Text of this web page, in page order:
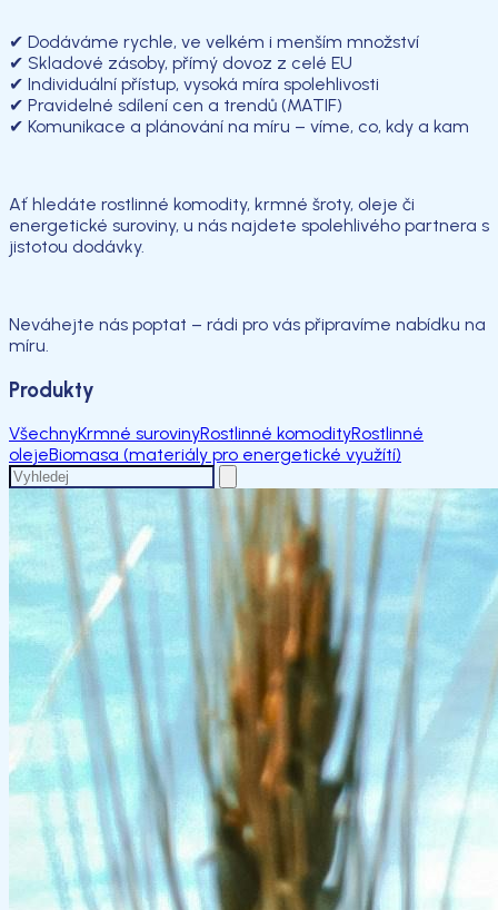
✔ Dodáváme rychle, ve velkém i menším množství
✔ Skladové zásoby, přímý dovoz z celé EU
✔ Individuální přístup, vysoká míra spolehlivosti
✔ Pravidelné sdílení cen a trendů (MATIF)
✔ Komunikace a plánování na míru – víme, co, kdy a kam
Ať hledáte rostlinné komodity, krmné šroty, oleje či
energetické suroviny, u nás najdete spolehlivého partnera s
jistotou dodávky.
Neváhejte nás poptat – rádi pro vás připravíme nabídku na
míru.
Produkty
VšechnyKrmné surovinyRostlinné komodityRostlinné
olejeBiomasa (materiály pro energetické využítí)